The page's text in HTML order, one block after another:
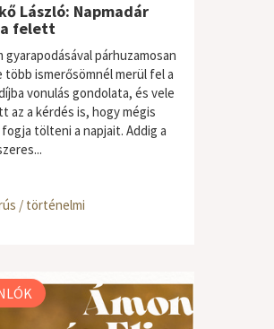
László: Napmadár
felett
gyarapodásával párhuzamosan
több ismerősömnél merül fel a
vonulás gondolata, és vele
az a kérdés is, hogy mégis
tölteni a napjait. Addig a
/ történelmi